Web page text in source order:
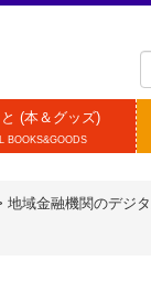
(本＆グッズ)
BOOKS&GOODS
地域金融機関のデジ